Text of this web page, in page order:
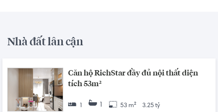
Nhà đất lân cận
Căn hộ RichStar đầy đủ nội thất diện
tích 53m²
1 53 m² 3.25 tỷ